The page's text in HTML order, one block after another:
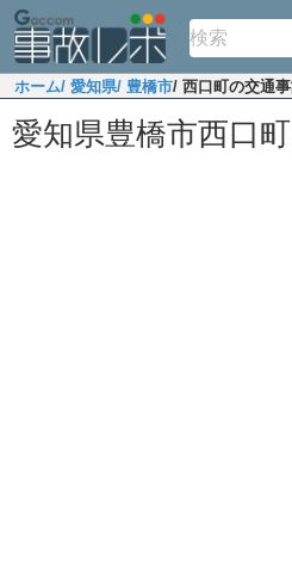
ホーム/ 愛知県/ 豊橋市/ 西口町の交通
愛知県豊橋市西口